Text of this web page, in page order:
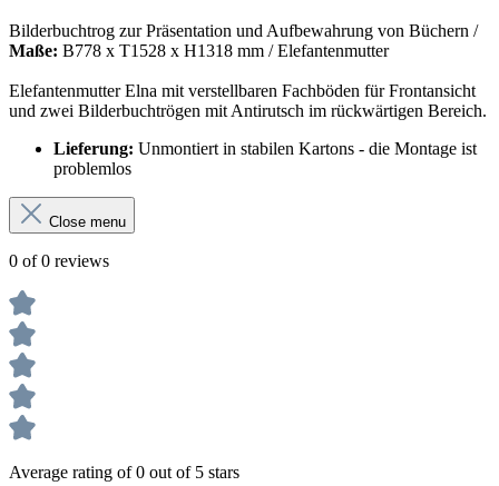
Bilderbuchtrog zur Präsentation und Aufbewahrung von Büchern /
Maße: B778 x T1528 x H1318 mm /Elefantenmutter
Elefantenmutter Elna mit verstellbaren Fachböden für Frontansicht
und zwei Bilderbuchtrögen mit Antirutsch im rückwärtigen Bereich.
Lieferung: Unmontiert in stabilen Kartons - die Montage ist
problemlos
Close menu
0 of 0 reviews
Average rating of 0 out of 5 stars